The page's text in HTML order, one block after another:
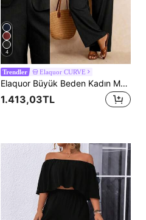
4
Trendler Elaquor CURVE
Elaquor Büyük Beden Kadın Metal 3D Çiçekli Tek Sıralı Düğmeli Kısa Kollu Gömlek ve Geniş Paça Pantolon 2 Parça Set
1.413,03TL